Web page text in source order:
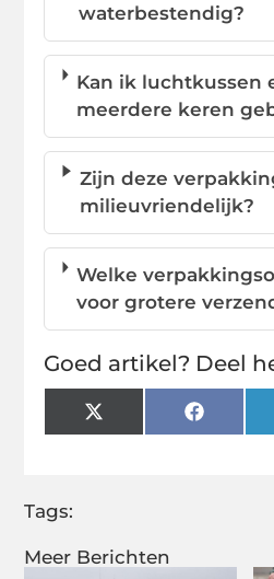
Meer Berichten
waterbestendig?
Kan ik luchtkussen
meerdere keren
Zijn deze
milieuvriendelijk?
Welke
voor grotere
Goed artikel? Deel
X
(Twitter)
Tags: